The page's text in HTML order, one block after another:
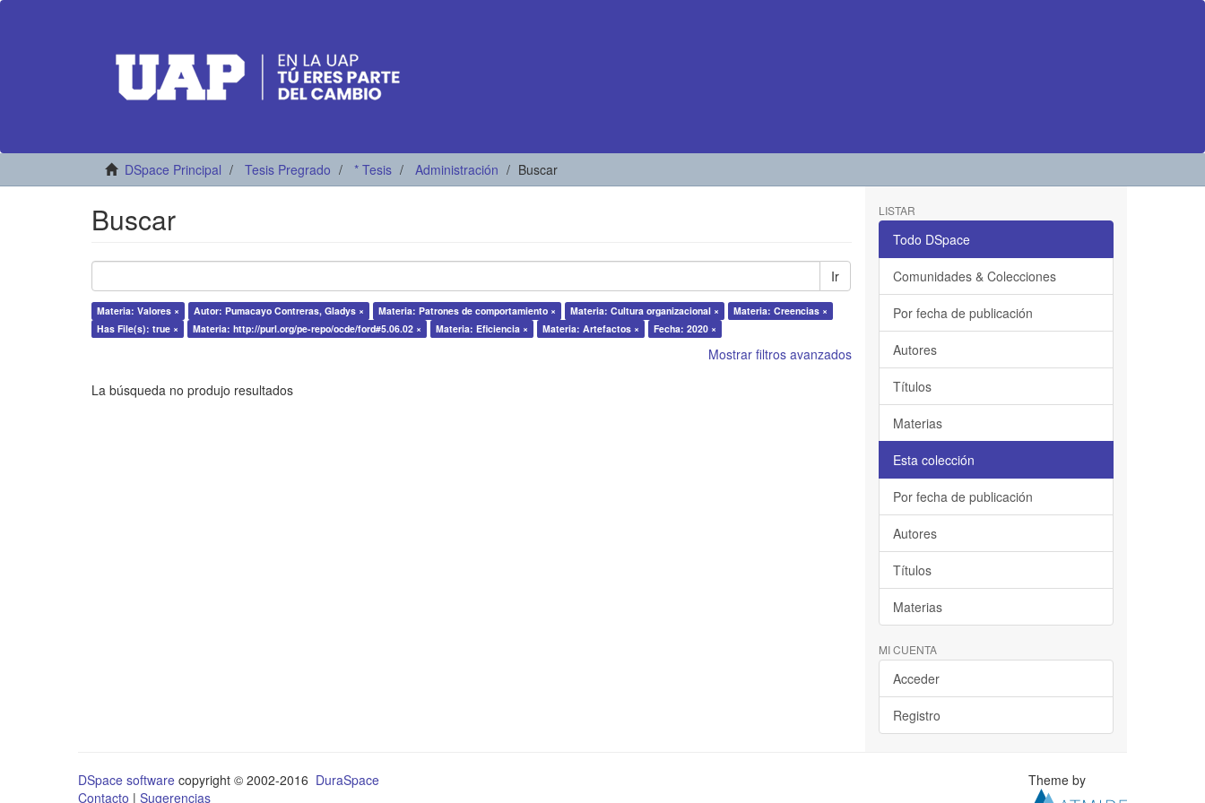
DSpace Principal Tesis Pregrado * Tesis Administración Buscar
Buscar
Ir
Materia: Valores × Autor: Pumacayo Contreras, Gladys × Materia: Patrones de comportamiento × Materia: Cultura organizacional ×
Materia: Creencias ×
Has File(s): true ×
Materia: http://purl.org/pe-repo/ocde/ford#5.06.02 × Materia: Eficiencia × Materia: Artefactos × Fecha: 2020 ×
Mostrar filtros avanzados
La búsqueda no produjo resultados
LISTAR
Todo DSpace
Comunidades & Colecciones
Por fecha de publicación
Autores
Títulos
Materias
Esta colección
Por fecha de publicación
Autores
Títulos
Materias
MI CUENTA
Acceder
Registro
DSpace software copyright © 2002-2016 DuraSpace
Contacto | Sugerencias
Theme by